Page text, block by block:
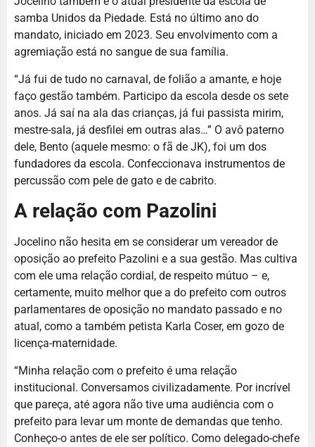
samba Unidos da Piedade. Está no último ano do
mandato, iniciado em 2023. Seu envolvimento com a
agremiação está no sangue de sua família.
“Já fui de tudo no carnaval, de folião a amante, e hoje
faço gestão também. Participo da escola desde os sete
anos. Já saí na ala das crianças, já fui passista mirim,
mestre-sala, já desfilei em outras alas…” O avô paterno
dele, Bento (aquele mesmo: o fã de JK), foi um dos
fundadores da escola. Confeccionava instrumentos de
percussão com pele de gato e de cabrito.
A relação com Pazolini
Jocelino não hesita em se considerar um vereador de
oposição ao prefeito Pazolini e a sua gestão. Mas cultiva
com ele uma relação cordial, de respeito mútuo – e,
certamente, muito melhor que a do prefeito com outros
parlamentares de oposição no mandato passado e no
atual, como a também petista Karla Coser, em gozo de
licença-maternidade.
“Minha relação com o prefeito é uma relação
institucional. Conversamos civilizadamente. Por incrível
que pareça, até agora não tive uma audiência com o
prefeito para levar um monte de demandas que tenho.
Conheço-o antes de ele ser político. Como delegado-chefe